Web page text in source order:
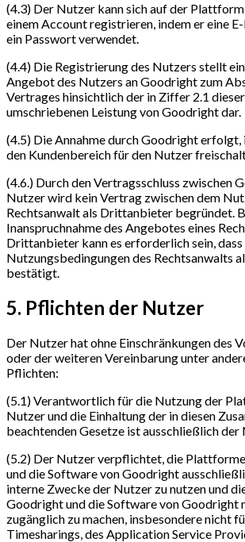
(4.3) Der Nutzer kann sich auf der
einem Account registrieren, indem er eine
ein Passwort verwendet.
(4.4) Die Registrierung des Nutzers stellt
Angebot des Nutzers an Goodright zum
Vertrages hinsichtlich der in Ziffer 2.1
umschriebenen Leistung von Goodright dar.
(4.5) Die Annahme durch Goodright
den Kundenbereich für den Nutzer
(4.6.) Durch den Vertragsschluss zwischen
Nutzer wird kein Vertrag zwischen dem
Rechtsanwalt als Drittanbieter begründet.
Inanspruchnahme des Angebotes eines
Drittanbieter kann es erforderlich sein,
Nutzungsbedingungen des Rechtsanwalts
bestätigt.
5. Pflichten der Nutzer
Der Nutzer hat ohne Einschränkungen des
oder der weiteren Vereinbarung unter
Pflichten:
(5.1) Verantwortlich für die Nutzung der
Nutzer und die Einhaltung der in diesen
beachtenden Gesetze ist ausschließlich der
(5.2) Der Nutzer verpflichtet, die
und die Software von Goodright
interne Zwecke der Nutzer zu nutzen und
Goodright und die Software von Goodright
zugänglich zu machen, insbesondere nicht
Timesharings, des Application Service